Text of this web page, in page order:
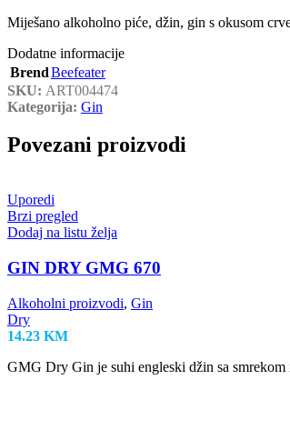
Miješano alkoholno piće, džin, gin s okusom
Dodatne informacije
BrendBeefeater
SKU: ART004474
Kategorija: Gin
Povezani proizvodi
Uporedi
Brzi pregled
Dodaj na listu želja
GIN DRY GMG 670
Alkoholni proizvodi, Gin
Dry
14.23 KM
GMG Dry Gin je suhi engleski džin sa